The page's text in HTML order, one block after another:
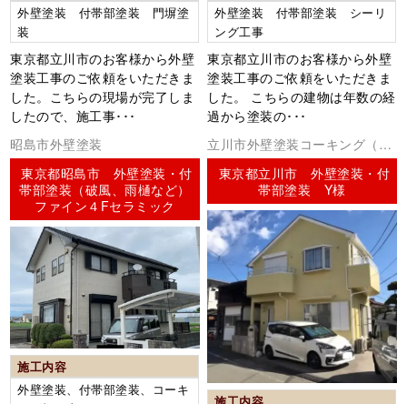
外壁塗装 付帯部塗装 門塀塗
装
東京都立川市のお客様から外壁
塗装工事のご依頼をいただきま
した。こちらの現場が完了しま
したので、施工事･･･
外壁塗装 付帯部塗装 シーリ
ング工事
東京都立川市のお客様から外壁
塗装工事のご依頼をいただきま
した。 こちらの建物は年数の経
過から塗装の･･･
昭島市外壁塗装
東京都昭島市 外壁塗装・付
帯部塗装（破風、雨樋など）
ファイン４Fセラミック
施工内容
外壁塗装、付帯部塗装、コーキ
立川市外壁塗装コーキング（シ
ーリング）
東京都立川市 外壁塗装・付
帯部塗装 Y様